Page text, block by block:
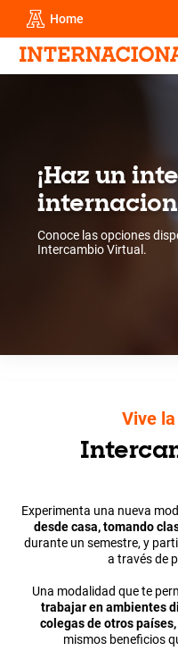
Home
¡Haz un
Conoce las opciones
Intercambio Virtual.
Vive
Experimenta una nueva
desde casa, tomando
durante un semestre, y
a través de
Una modalidad que te
trabajar en ambientes
colegas de otros
mismos beneficios